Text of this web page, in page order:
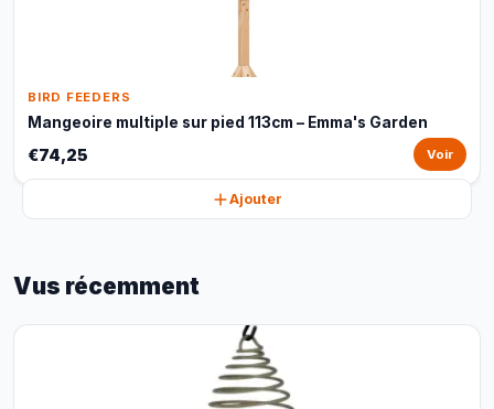
BIRD FEEDERS
Mangeoire multiple sur pied 113cm – Emma's Garden
€74,25 Voir
Ajouter
Vus récemment